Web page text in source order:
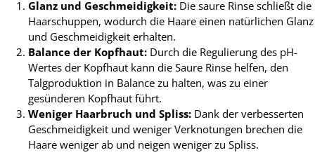
Glanz und Geschmeidigkeit: Die saure Rinse schließt die
Haarschuppen, wodurch die Haare einen natürlichen Glanz
und Geschmeidigkeit erhalten.
Balance der Kopfhaut: Durch die Regulierung des pH-
Wertes der Kopfhaut kann die Saure Rinse helfen, den
Talgproduktion in Balance zu halten, was zu einer
gesünderen Kopfhaut führt.
Weniger Haarbruch und Spliss: Dank der verbesserten
Geschmeidigkeit und weniger Verknotungen brechen die
Haare weniger ab und neigen weniger zu Spliss.